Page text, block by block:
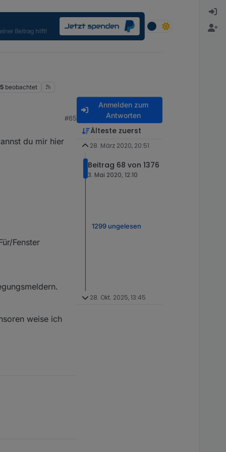
beobachtet
#65
du mir hier
Fenster
weise ich
Anmelden zum
Antworten
Älteste zuerst
28. März 2020, 20:51
Beitrag 68 von 1376
3. Mai 2020, 12:10
1299 ungelesen
28. Okt. 2025, 13:45